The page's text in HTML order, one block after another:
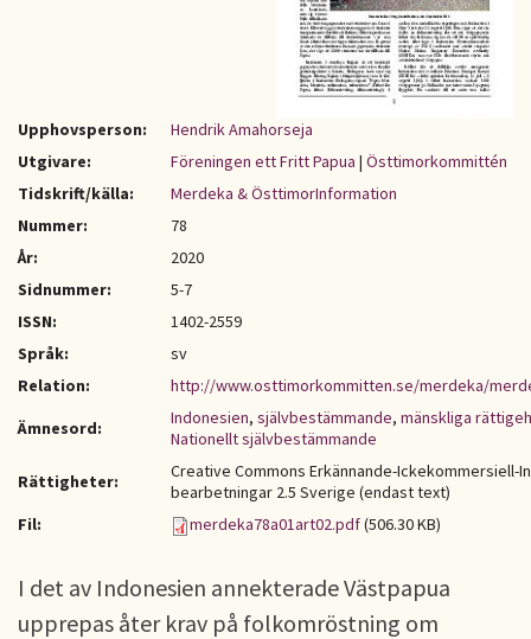
Upphovsperson:
Hendrik Amahorseja
Utgivare:
Föreningen ett Fritt Papua | Östtimorkommittén
Tidskrift/källa:
Merdeka & ÖsttimorInformation
Nummer:
78
År:
2020
Sidnummer:
5-7
ISSN:
1402-2559
Språk:
sv
Relation:
http://www.osttimorkommitten.se/merdeka/
Ämnesord:
Indonesien, självbestämmande, mänskliga
Nationellt självbestämmande
Rättigheter:
Creative Commons Erkännande-Ickekommersiell-
bearbetningar 2.5 Sverige (endast text)
Fil:
merdeka78a01art02.pdf(506.30 KB)
I det av Indonesien annekterade Västpapua
upprepas åter krav på folkomröstning om